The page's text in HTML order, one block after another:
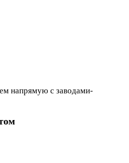
напрямую с заводами-